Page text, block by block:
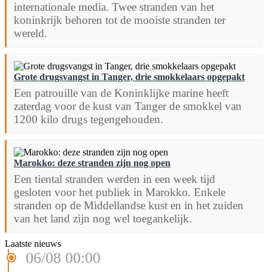
internationale media. Twee stranden van het
koninkrijk behoren tot de mooiste stranden ter
wereld.
Grote drugsvangst in Tanger, drie smokkelaars opgepakt
Een patrouille van de Koninklijke marine heeft
zaterdag voor de kust van Tanger de smokkel van
1200 kilo drugs tegengehouden.
Marokko: deze stranden zijn nog open
Een tiental stranden werden in een week tijd
gesloten voor het publiek in Marokko. Enkele
stranden op de Middellandse kust en in het zuiden
van het land zijn nog wel toegankelijk.
Laatste nieuws
06/08 00:00